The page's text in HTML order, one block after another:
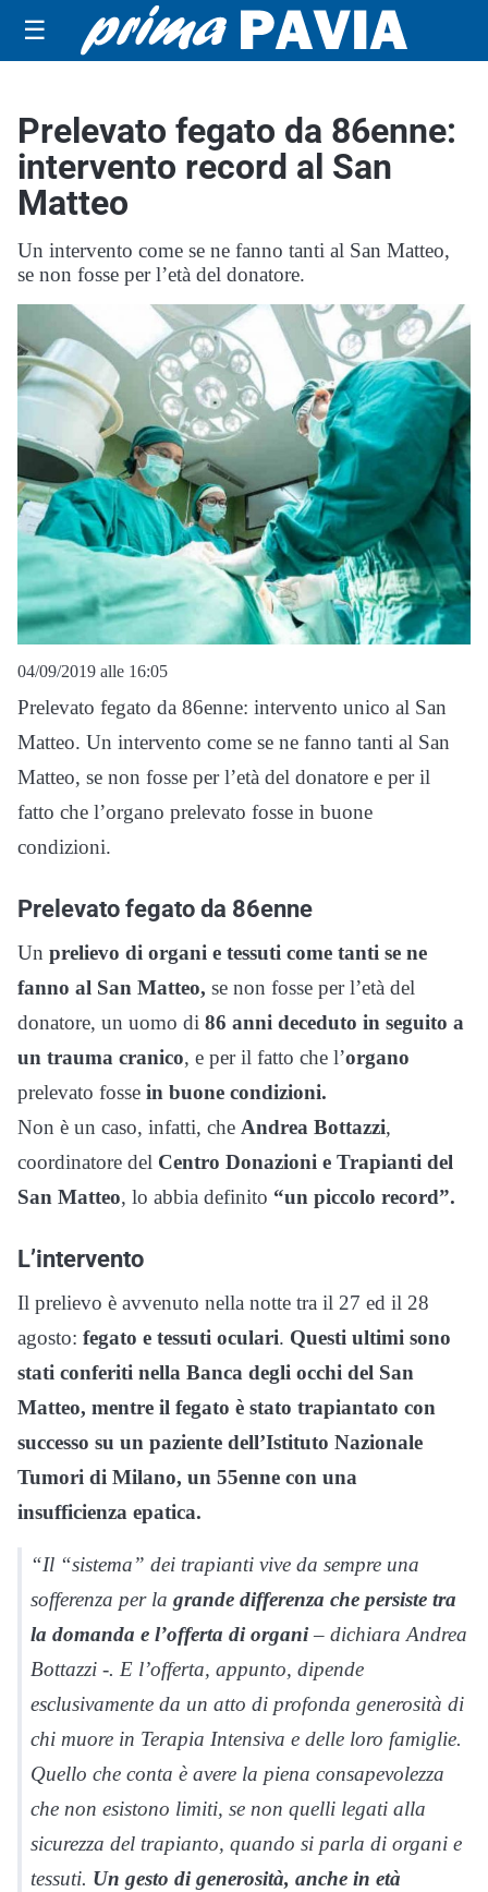
☰
Prelevato fegato da 86enne:
intervento record al San
Matteo
Un intervento come se ne fanno tanti al San Matteo,
se non fosse per l’età del donatore.
04/09/2019 alle 16:05
Prelevato fegato da 86enne: intervento unico al San
Matteo. Un intervento come se ne fanno tanti al San
Matteo, se non fosse per l’età del donatore e per il
fatto che l’organo prelevato fosse in buone
condizioni.
Prelevato fegato da 86enne
Un prelievo di organi e tessuti come tanti se ne
fanno al San Matteo, se non fosse per l’età del
donatore, un uomo di 86 anni deceduto in seguito a
un trauma cranico, e per il fatto che l’organo
prelevato fosse in buone condizioni.
Non è un caso, infatti, che Andrea Bottazzi,
coordinatore del Centro Donazioni e Trapianti del
San Matteo, lo abbia definito “un piccolo record”.
L’intervento
Il prelievo è avvenuto nella notte tra il 27 ed il 28
agosto: fegato e tessuti oculari. Questi ultimi sono
stati conferiti nella Banca degli occhi del San
Matteo, mentre il fegato è stato trapiantato con
successo su un paziente dell’Istituto Nazionale
Tumori di Milano, un 55enne con una
insufficienza epatica.
“Il “sistema” dei trapianti vive da sempre una
sofferenza per la grande differenza che persiste tra
la domanda e l’offerta di organi– dichiara Andrea
Bottazzi -. E l’offerta, appunto, dipende
esclusivamente da un atto di profonda generosità di
chi muore in Terapia Intensiva e delle loro famiglie.
Quello che conta è avere la piena consapevolezza
che non esistono limiti, se non quelli legati alla
sicurezza del trapianto, quando si parla di organi e
tessuti. Un gesto di generosità, anche in età